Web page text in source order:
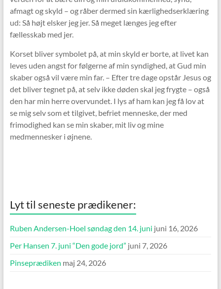
afmagt og skyld – og råber dermed sin kærlighedserklæring
ud: Så højt elsker jeg jer. Så meget længes jeg efter
fællesskab med jer.
Korset bliver symbolet på, at min skyld er borte, at livet kan
leves uden angst for følgerne af min syndighed, at Gud min
skaber også vil være min far. – Efter tre dage opstår Jesus og
det bliver tegnet på, at selv ikke døden skal jeg frygte – også
den har min herre overvundet. I lys af ham kan jeg få lov at
se mig selv som et tilgivet, befriet menneske, der med
frimodighed kan se min skaber, mit liv og mine
medmennesker i øjnene.
Lyt til seneste prædikener:
Ruben Andersen-Hoel søndag den 14. juni juni 16, 2026
Per Hansen 7. juni “Den gode jord” juni 7, 2026
Pinseprædiken maj 24, 2026